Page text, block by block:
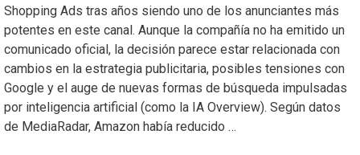
Shopping Ads tras años siendo uno de los anunciantes más
potentes en este canal. Aunque la compañía no ha emitido un
comunicado oficial, la decisión parece estar relacionada con
cambios en la estrategia publicitaria, posibles tensiones con
Google y el auge de nuevas formas de búsqueda impulsadas
por inteligencia artificial (como la IA Overview). Según datos
de MediaRadar, Amazon había reducido …